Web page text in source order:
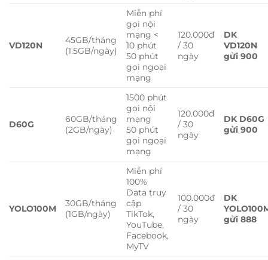
VD120N
45GB/tháng
(1.5GB/ngày)
Miễn phí
gọi nội
mạng <
10 phút
50 phút
gọi ngoại
mạng
120.000đ
/ 30
ngày
DK
VD120N
gửi 900
D60G
60GB/tháng
(2GB/ngày)
1500 phút
gọi nội
mạng
50 phút
gọi ngoại
mạng
120.000đ
/ 30
ngày
DK D60G
gửi 900
YOLO100M
30GB/tháng
(1GB/ngày)
Miễn phí
100%
Data truy
cập
TikTok,
YouTube,
Facebook,
MyTV
100.000đ
/ 30
ngày
DK
gửi 888